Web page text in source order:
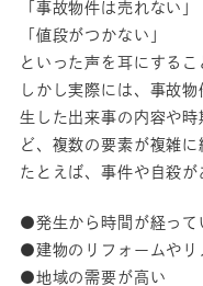
「事故物件は売れない」
「値段がつかない」
といった声を耳にするこ
しかし実際には、事故
生した出来事の内容や
ど、複数の要素が複雑
たとえば、事件や自殺が
●発生から時間が経って
●建物のリフォームやリ
●地域の需要が高い